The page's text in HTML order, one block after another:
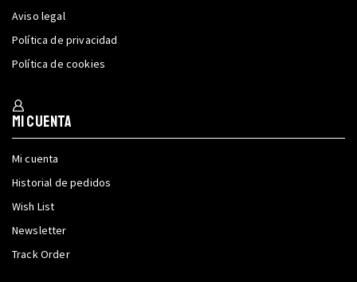
Aviso legal
Política de privacidad
Política de cookies
Mi cuenta
Mi cuenta
Historial de pedidos
Wish List
Newsletter
Track Order